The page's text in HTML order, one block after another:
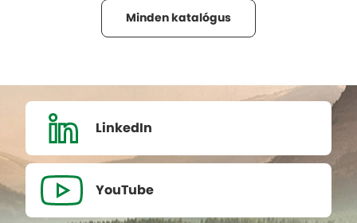
Minden katalógus
LinkedIn
YouTube